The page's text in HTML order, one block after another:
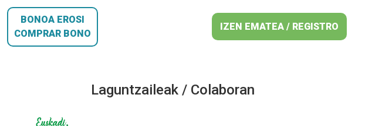
BONOA EROSI
COMPRAR BONO
IZEN EMATEA / REGISTRO
Laguntzaileak / Colaboran